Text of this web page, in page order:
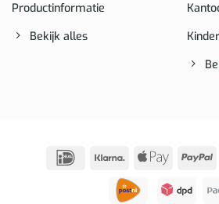
Productinformatie
Bekijk alles
IDeal Klarna
Apple